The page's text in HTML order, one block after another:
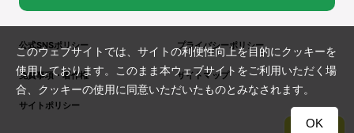
公式SNSポリシー プライバシーポリシー
免責事項・著作権 サイトマップ
サイトポリシー
このウェブサイトでは、サイトの利便性向上を目的にクッキーを
使用しております。このまま本ウェブサイトをご利用いただく場
合、クッキーの使用に同意いただいたものとみなされます。
OK